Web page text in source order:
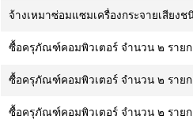
จ้างเหมาซ่อมแซมเครื่องกระจายเสียง
ซื้อครุภัณฑ์คอมพิวเตอร์ จำนวน ๒ รายก
ซื้อครุภัณฑ์คอมพิวเตอร์ จำนวน ๒ รายก
ซื้อครุภัณฑ์คอมพิวเตอร์ จำนวน ๒ รายก